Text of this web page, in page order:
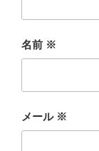
名前 ※
メール ※